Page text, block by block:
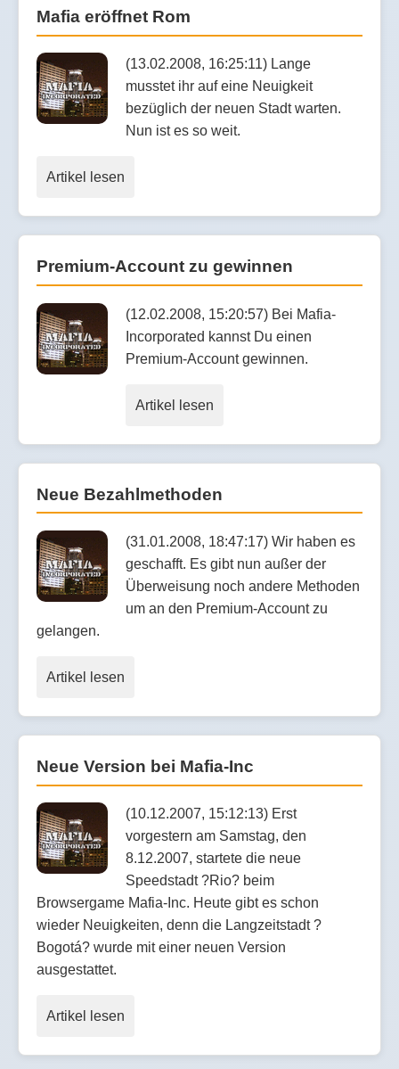
Mafia eröffnet Rom
(13.02.2008, 16:25:11) Lange
musstet ihr auf eine Neuigkeit
bezüglich der neuen Stadt warten.
Nun ist es so weit.
Artikel lesen
Premium-Account zu gewinnen
(12.02.2008, 15:20:57) Bei Mafia-
Incorporated kannst Du einen
Premium-Account gewinnen.
Artikel lesen
Neue Bezahlmethoden
(31.01.2008, 18:47:17) Wir haben es
geschafft. Es gibt nun außer der
Überweisung noch andere Methoden
um an den Premium-Account zu
gelangen.
Artikel lesen
Neue Version bei Mafia-Inc
(10.12.2007, 15:12:13) Erst
vorgestern am Samstag, den
8.12.2007, startete die neue
Speedstadt ?Rio? beim
Browsergame Mafia-Inc. Heute gibt es schon
wieder Neuigkeiten, denn die Langzeitstadt ?
Bogotá? wurde mit einer neuen Version
ausgestattet.
Artikel lesen